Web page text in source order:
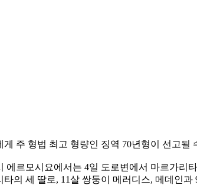
게 주 형법 최고 형량인 징역 70년형이 선고
에르모시요에서는 4일 도로변에서 마르가리
타의 세 딸로, 11살 쌍둥이 메러디스, 메데인과